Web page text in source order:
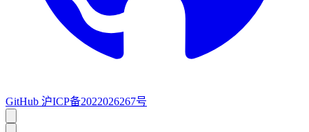
GitHub 沪ICP备2022026267号